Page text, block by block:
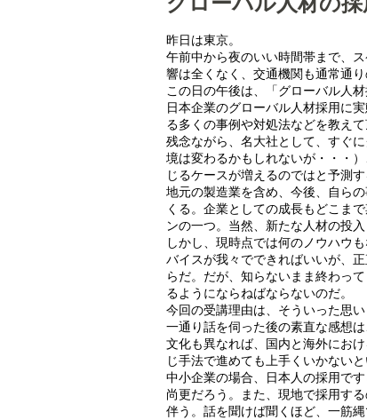
昨日は東京。
午前中から夜のいい時間帯まで、
響は全くなく、交通機関も通常通り
この日の午後は、「グローバル人
日本企業のグローバル人材採用に
る多くの事例や対処法などを教えて
残念ながら、名大社として、すぐ
境は変わるかもしれないが・・・
じるケースが増えるのではと予測
地元の製造業を含め、今後、自ら
くる。企業としての成長もどこま
ンの一つ。当然、新たな人材の投入
しかし、現時点では何のノウハウ
バイスが我々でできればいいが、
らだ。だが、知らないまま終わっ
るようにならねばならないのだ。
今回の受講理由は、そういった思い
一通り話を伺った後の素直な感想
文化も異なれば、国内と海外にお
じ手法で進めても上手くいかないと
中小企業の場合、日本人の採用で
尚更だろう。また、現地で採用す
伴う。話を聞けば聞くほど、一筋